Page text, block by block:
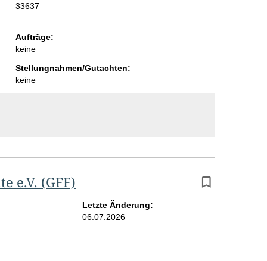
33637
Aufträge:
keine
Stellungnahmen/Gutachten:
keine
e.V. (GFF)
Letzte Änderung:
06.07.2026